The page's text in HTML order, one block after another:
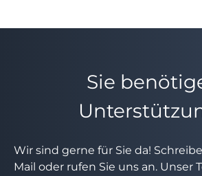
Sie
Wir sind gerne für Sie da!
Mail oder rufen Sie uns an. Unser